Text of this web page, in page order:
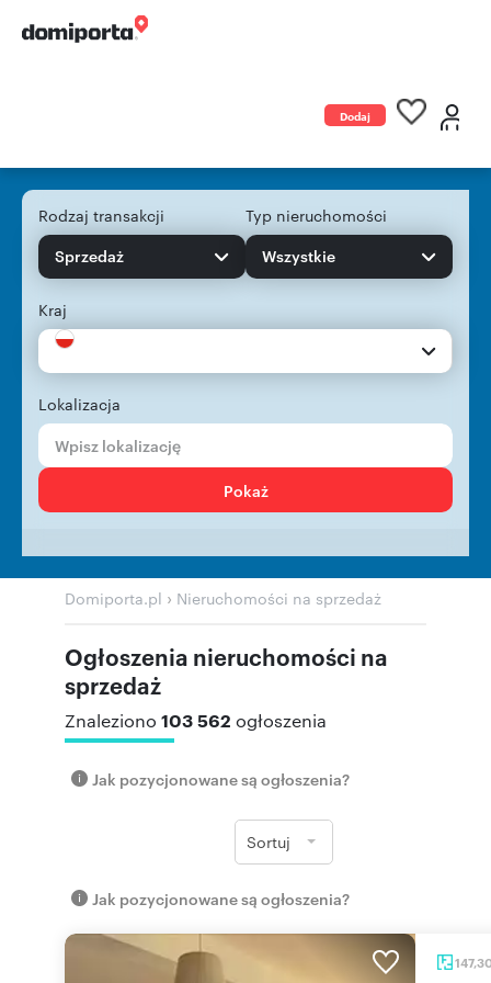
Dodaj
Rodzaj transakcji
Sprzedaż
Typ nieruchomości
Wszystkie
Kraj
Lokalizacja
Pokaż
Domiporta.pl › Nieruchomości na sprzedaż
Ogłoszenia nieruchomości na
sprzedaż
Znaleziono 103 562 ogłoszenia
Jak pozycjonowane są ogłoszenia?
Sortuj
Jak pozycjonowane są ogłoszenia?